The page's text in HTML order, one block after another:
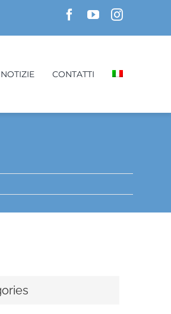
NOTIZIE CONTATTI